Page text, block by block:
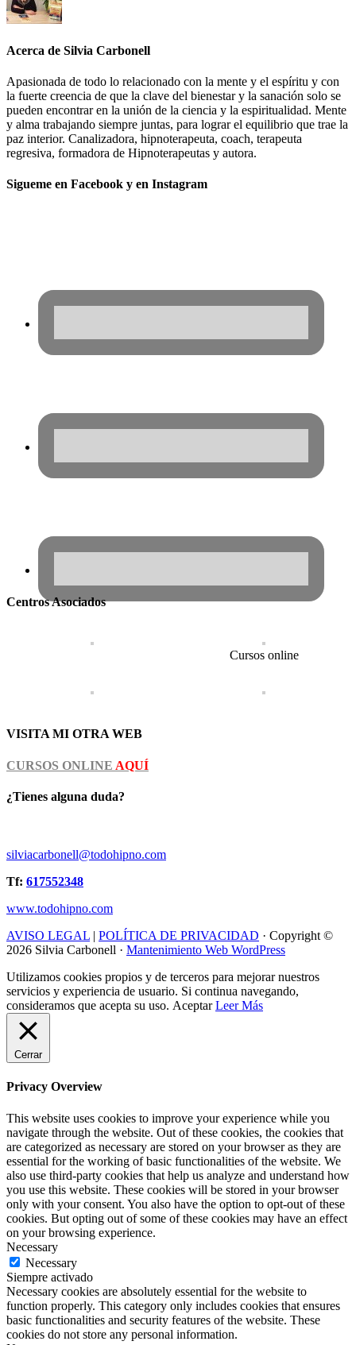
Acerca de Silvia Carbonell
Apasionada de todo lo relacionado con la mente y el espíritu y con
la fuerte creencia de que la clave del bienestar y la sanación solo se
pueden encontrar en la unión de la ciencia y la espiritualidad. Mente
y alma trabajando siempre juntas, para lograr el equilibrio que trae la
paz interior. Canalizadora, hipnoterapeuta, coach, terapeuta
regresiva, formadora de Hipnoterapeutas y autora.
Sigueme en Facebook y en Instagram
Centros Asociados
Cursos online
VISITA MI OTRA WEB
CURSOS ONLINE AQUÍ
¿Tienes alguna duda?
silviacarbonell@todohipno.com
Tf: 617552348
www.todohipno.com
AVISO LEGAL | POLÍTICA DE PRIVACIDAD · Copyright ©
2026 Silvia Carbonell · Mantenimiento Web WordPress
Utilizamos cookies propios y de terceros para mejorar nuestros
servicios y experiencia de usuario. Si continua navegando,
consideramos que acepta su uso. Aceptar Leer Más
Cerrar
Privacy Overview
This website uses cookies to improve your experience while you
navigate through the website. Out of these cookies, the cookies that
are categorized as necessary are stored on your browser as they are
essential for the working of basic functionalities of the website. We
also use third-party cookies that help us analyze and understand how
you use this website. These cookies will be stored in your browser
only with your consent. You also have the option to opt-out of these
cookies. But opting out of some of these cookies may have an effect
on your browsing experience.
Necessary
Necessary
Siempre activado
Necessary cookies are absolutely essential for the website to
function properly. This category only includes cookies that ensures
basic functionalities and security features of the website. These
cookies do not store any personal information.